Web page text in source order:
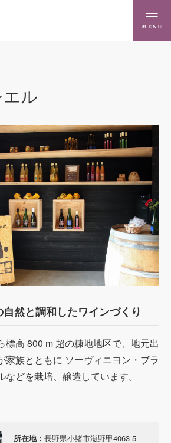
ル
然と調和したワインづくり
標高 800 m 超の糠地地区で、地元出
家族とともに ソーヴィニヨン・ブラ
などを栽培、醸造しています。
所在地： 長野県小諸市滋野甲4063-5